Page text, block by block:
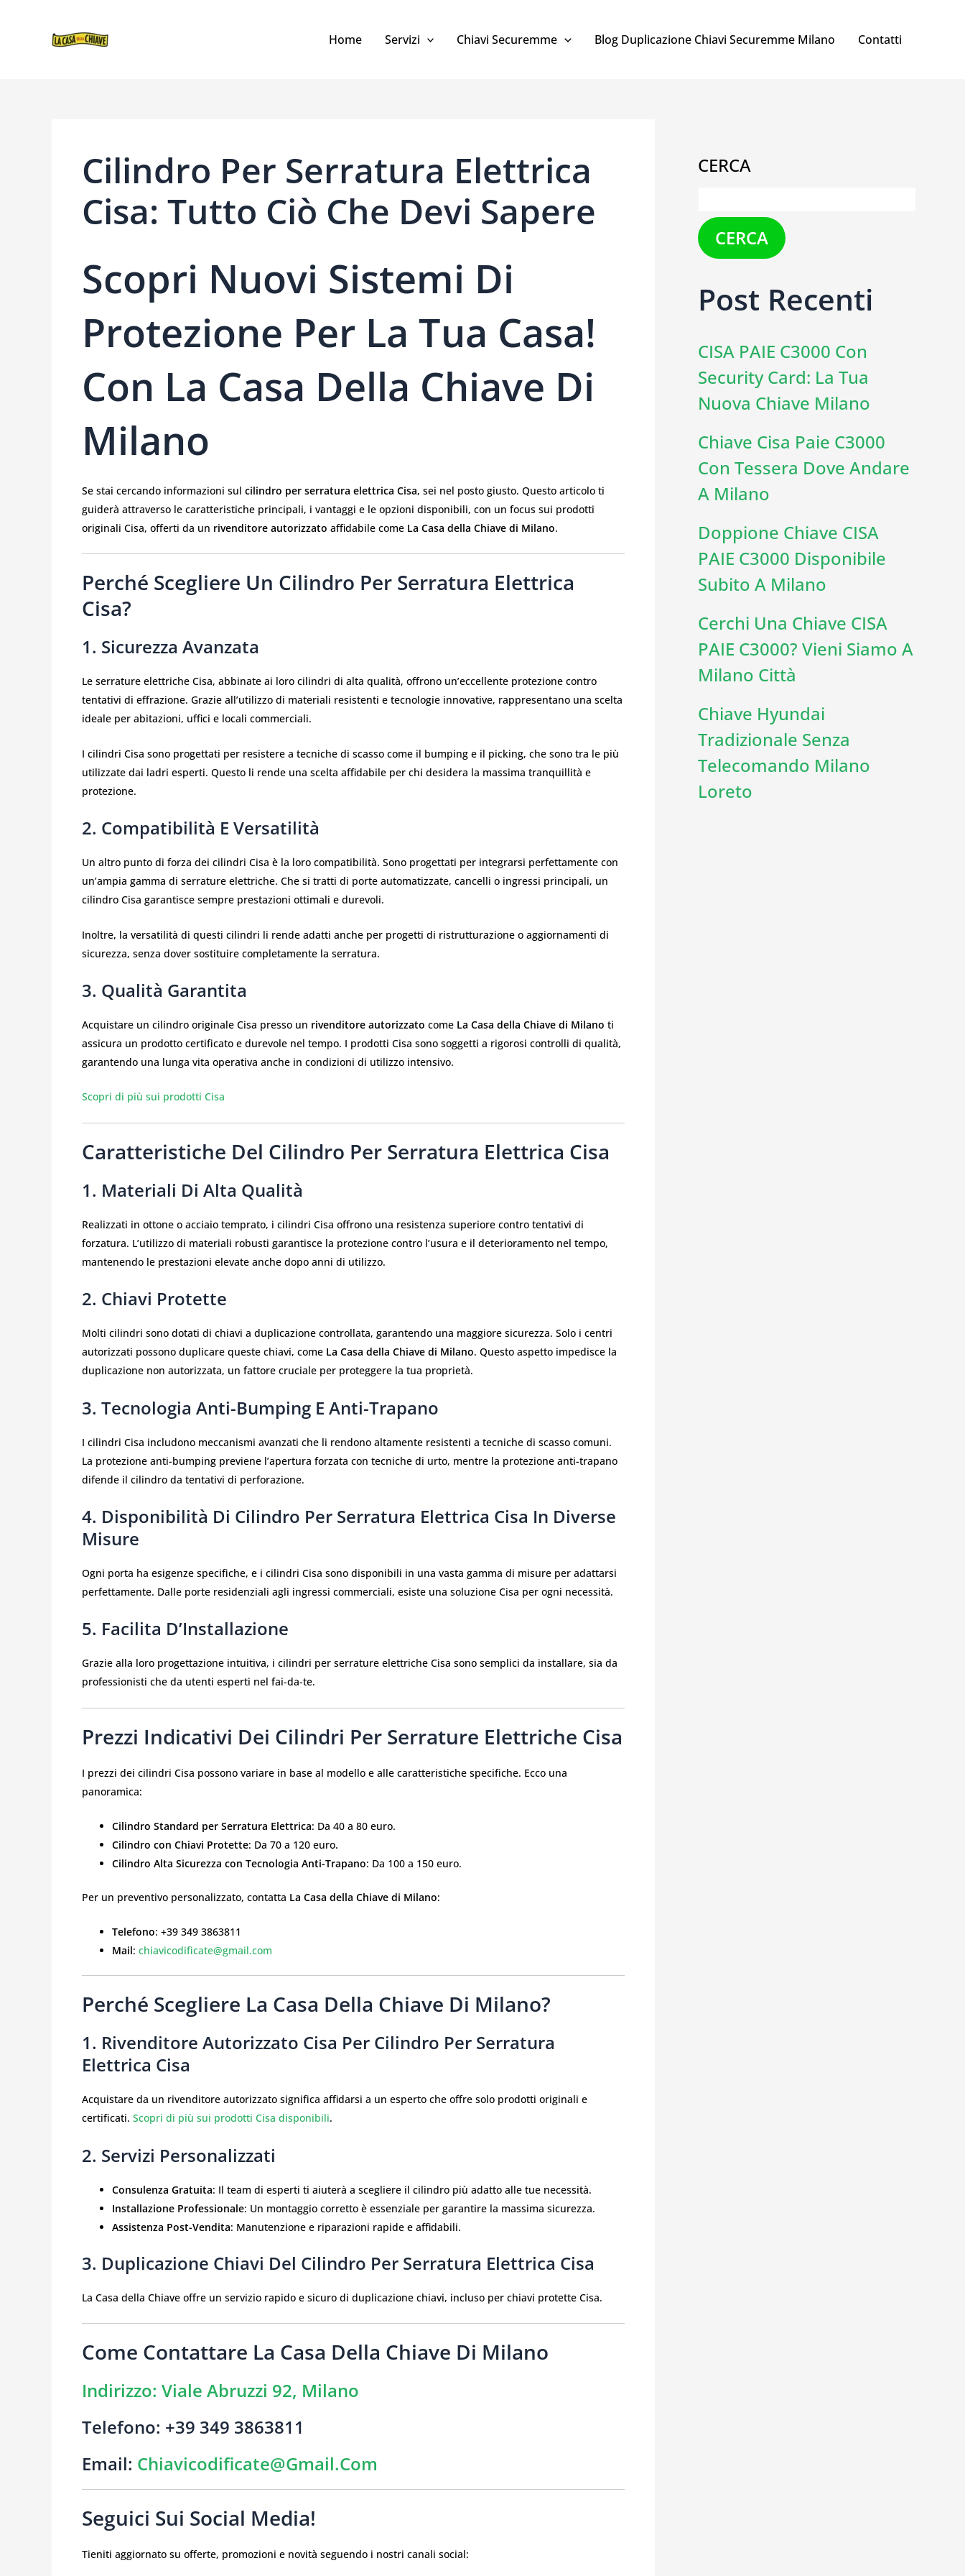
CONTENUTO
Home Servizi Chiavi Securemme Blog Duplicazione Chiavi Securemme Milano Contatti
Cilindro Per Serratura Elettrica
Cisa: Tutto Ciò Che Devi Sapere
Scopri Nuovi Sistemi Di
Protezione Per La Tua Casa!
Con La Casa Della Chiave Di
Milano
Se stai cercando informazioni sul cilindro per serratura elettrica Cisa, sei nel posto giusto. Questo articolo ti
guiderà attraverso le caratteristiche principali, i vantaggi e le opzioni disponibili, con un focus sui prodotti
originali Cisa, offerti da un rivenditore autorizzato affidabile come La Casa della Chiave di Milano.
Perché Scegliere Un Cilindro Per Serratura Elettrica
Cisa?
1. Sicurezza Avanzata
Le serrature elettriche Cisa, abbinate ai loro cilindri di alta qualità, offrono un’eccellente protezione contro
tentativi di effrazione. Grazie all’utilizzo di materiali resistenti e tecnologie innovative, rappresentano una scelta
ideale per abitazioni, uffici e locali commerciali.
I cilindri Cisa sono progettati per resistere a tecniche di scasso come il bumping e il picking, che sono tra le più
utilizzate dai ladri esperti. Questo li rende una scelta affidabile per chi desidera la massima tranquillità e
protezione.
2. Compatibilità E Versatilità
Un altro punto di forza dei cilindri Cisa è la loro compatibilità. Sono progettati per integrarsi perfettamente con
un’ampia gamma di serrature elettriche. Che si tratti di porte automatizzate, cancelli o ingressi principali, un
cilindro Cisa garantisce sempre prestazioni ottimali e durevoli.
Inoltre, la versatilità di questi cilindri li rende adatti anche per progetti di ristrutturazione o aggiornamenti di
sicurezza, senza dover sostituire completamente la serratura.
3. Qualità Garantita
Acquistare un cilindro originale Cisa presso un rivenditore autorizzato come La Casa della Chiave di Milano ti
assicura un prodotto certificato e durevole nel tempo. I prodotti Cisa sono soggetti a rigorosi controlli di qualità,
garantendo una lunga vita operativa anche in condizioni di utilizzo intensivo.
Scopri di più sui prodotti Cisa
Caratteristiche Del Cilindro Per Serratura Elettrica Cisa
1. Materiali Di Alta Qualità
Realizzati in ottone o acciaio temprato, i cilindri Cisa offrono una resistenza superiore contro tentativi di
forzatura. L’utilizzo di materiali robusti garantisce la protezione contro l’usura e il deterioramento nel tempo,
mantenendo le prestazioni elevate anche dopo anni di utilizzo.
2. Chiavi Protette
Molti cilindri sono dotati di chiavi a duplicazione controllata, garantendo una maggiore sicurezza. Solo i centri
autorizzati possono duplicare queste chiavi, come La Casa della Chiave di Milano. Questo aspetto impedisce la
duplicazione non autorizzata, un fattore cruciale per proteggere la tua proprietà.
3. Tecnologia Anti-Bumping E Anti-Trapano
I cilindri Cisa includono meccanismi avanzati che li rendono altamente resistenti a tecniche di scasso comuni.
La protezione anti-bumping previene l’apertura forzata con tecniche di urto, mentre la protezione anti-trapano
difende il cilindro da tentativi di perforazione.
4. Disponibilità Di Cilindro Per Serratura Elettrica Cisa In Diverse
Misure
Ogni porta ha esigenze specifiche, e i cilindri Cisa sono disponibili in una vasta gamma di misure per adattarsi
perfettamente. Dalle porte residenziali agli ingressi commerciali, esiste una soluzione Cisa per ogni necessità.
5. Facilita D’Installazione
Grazie alla loro progettazione intuitiva, i cilindri per serrature elettriche Cisa sono semplici da installare, sia da
professionisti che da utenti esperti nel fai-da-te.
Prezzi Indicativi Dei Cilindri Per Serrature Elettriche Cisa
I prezzi dei cilindri Cisa possono variare in base al modello e alle caratteristiche specifiche. Ecco una
panoramica:
Cilindro Standard per Serratura Elettrica: Da 40 a 80 euro.
Cilindro con Chiavi Protette: Da 70 a 120 euro.
Cilindro Alta Sicurezza con Tecnologia Anti-Trapano: Da 100 a 150 euro.
Per un preventivo personalizzato, contatta La Casa della Chiave di Milano:
Telefono: +39 349 3863811
Mail: chiavicodificate@gmail.com
Perché Scegliere La Casa Della Chiave Di Milano?
1. Rivenditore Autorizzato Cisa Per Cilindro Per Serratura
Elettrica Cisa
Acquistare da un rivenditore autorizzato significa affidarsi a un esperto che offre solo prodotti originali e
certificati. Scopri di più sui prodotti Cisa disponibili.
2. Servizi Personalizzati
Consulenza Gratuita: Il team di esperti ti aiuterà a scegliere il cilindro più adatto alle tue necessità.
Installazione Professionale: Un montaggio corretto è essenziale per garantire la massima sicurezza.
Assistenza Post-Vendita: Manutenzione e riparazioni rapide e affidabili.
3. Duplicazione Chiavi Del Cilindro Per Serratura Elettrica Cisa
La Casa della Chiave offre un servizio rapido e sicuro di duplicazione chiavi, incluso per chiavi protette Cisa.
Come Contattare La Casa Della Chiave Di Milano
Indirizzo: Viale Abruzzi 92, Milano
Telefono: +39 349 3863811
Email: Chiavicodificate@gmail.com
Seguici Sui Social Media!
Tieniti aggiornato su offerte, promozioni e novità seguendo i nostri canali social:
CERCA
CERCA
Post Recenti
CISA PAIE C3000 Con
Security Card: La Tua
Nuova Chiave Milano
Chiave Cisa Paie C3000
Con Tessera Dove Andare
A Milano
Doppione Chiave CISA
PAIE C3000 Disponibile
Subito A Milano
Cerchi Una Chiave CISA
PAIE C3000? Vieni Siamo A
Milano Città
Chiave Hyundai
Tradizionale Senza
Telecomando Milano
Loreto